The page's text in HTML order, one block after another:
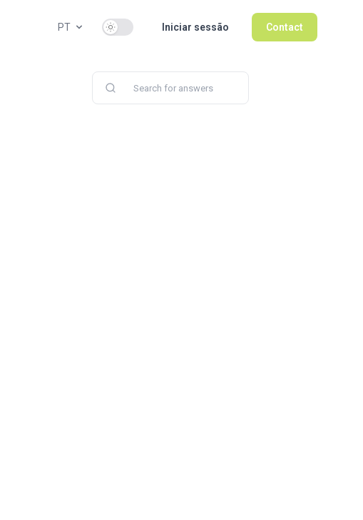
PT Use setting Iniciar sessão Contact